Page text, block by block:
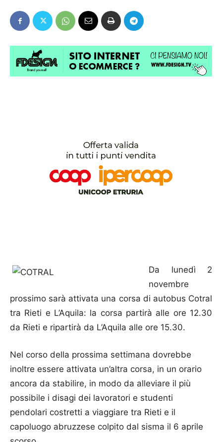
Da lunedì 2
novembre
prossimo sarà attivata una corsa di autobus Cotral
tra Rieti e L’Aquila: la corsa partirà alle ore 12.30
da Rieti e ripartirà da L’Aquila alle ore 15.30.
Nel corso della prossima settimana dovrebbe
inoltre essere attivata un’altra corsa, in un orario
ancora da stabilire, in modo da alleviare il più
possibile i disagi dei lavoratori e studenti
pendolari costretti a viaggiare tra Rieti e il
capoluogo abruzzese colpito dal sisma il 6 aprile